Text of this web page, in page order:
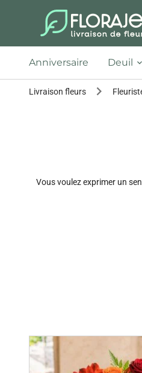
Anniversaire Deuil
Livraison fleurs
Vous voulez exprimer un